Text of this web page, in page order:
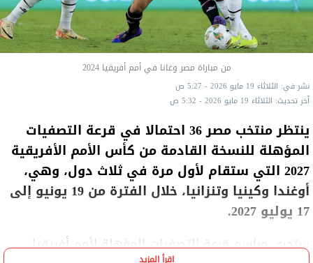
من مباراة مصر وغانا في أمم أفريقيا 2024
نشر في: الثلاثاء 19 مايو 2026 - 5:27 ص
آخر تحديث: الثلاثاء 19 مايو 2026 - 5:32 ص
ينتظر منتخب مصر 36 احتمالا في قرعة التصفيات
المؤهلة للنسخة القادمة من كأس الأمم الأفريقية
2027 التي ستقام لأول مرة في ثلاث دول، وهي،
أوغندا وكينيا وتنزانيا، خلال الفترة من 19 يونيو إلى
17 يوليو 2027.
ستجرى مراسم قرعة التصفيات المؤهلة لأمم أفريقيا
اقرأ المزيد